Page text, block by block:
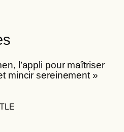
l’appli pour maîtriser
mincir sereinement »